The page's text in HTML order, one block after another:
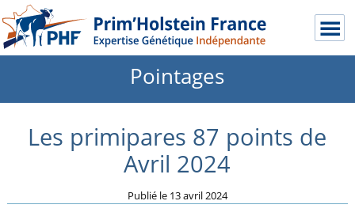
Pointages
Les primipares 87 points de
Avril 2024
Publié le 13 avril 2024